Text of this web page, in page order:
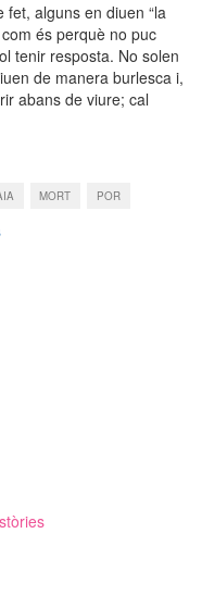
alguns en diuen “la
és perquè no puc
tenir resposta. No solen
de manera burlesca i,
abans de viure; cal
MORT POR